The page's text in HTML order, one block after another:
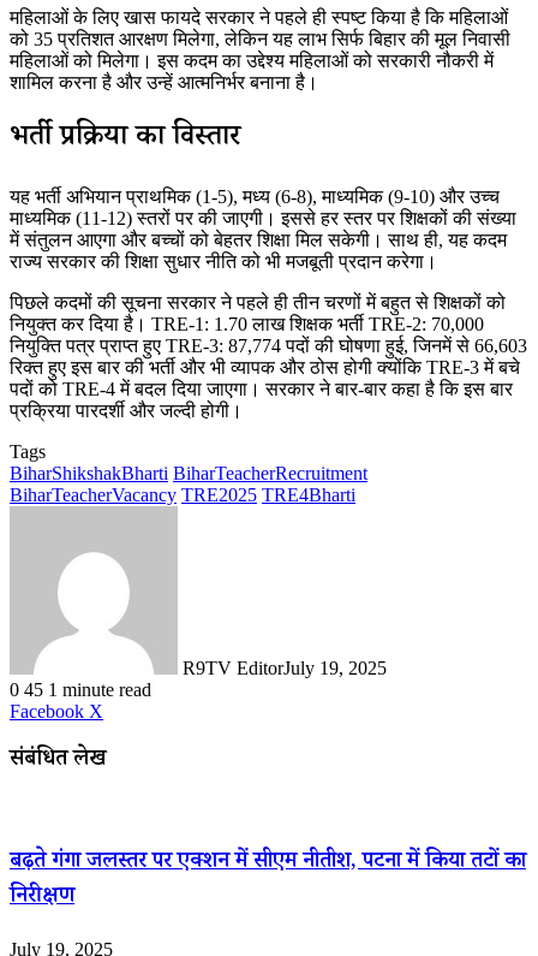
महिलाओं के लिए खास फायदे सरकार ने पहले ही स्पष्ट किया है कि महिलाओं
को 35 प्रतिशत आरक्षण मिलेगा, लेकिन यह लाभ सिर्फ बिहार की मूल निवासी
महिलाओं को मिलेगा। इस कदम का उद्देश्य महिलाओं को सरकारी नौकरी में
शामिल करना है और उन्हें आत्मनिर्भर बनाना है।
भर्ती प्रक्रिया का विस्तार
यह भर्ती अभियान प्राथमिक (1-5), मध्य (6-8), माध्यमिक (9-10) और उच्च
माध्यमिक (11-12) स्तरों पर की जाएगी। इससे हर स्तर पर शिक्षकों की संख्या
में संतुलन आएगा और बच्चों को बेहतर शिक्षा मिल सकेगी। साथ ही, यह कदम
राज्य सरकार की शिक्षा सुधार नीति को भी मजबूती प्रदान करेगा।
पिछले कदमों की सूचना सरकार ने पहले ही तीन चरणों में बहुत से शिक्षकों को
नियुक्त कर दिया है। TRE-1: 1.70 लाख शिक्षक भर्ती TRE-2: 70,000
नियुक्ति पत्र प्राप्त हुए TRE-3: 87,774 पदों की घोषणा हुई, जिनमें से 66,603
रिक्त हुए इस बार की भर्ती और भी व्यापक और ठोस होगी क्योंकि TRE-3 में बचे
पदों को TRE-4 में बदल दिया जाएगा। सरकार ने बार-बार कहा है कि इस बार
प्रक्रिया पारदर्शी और जल्दी होगी।
Tags
BiharShikshakBharti BiharTeacherRecruitment
BiharTeacherVacancy TRE2025 TRE4Bharti
R9TV EditorJuly 19, 2025
0 45 1 minute read
Facebook X
Email
संबंधित लेख
बढ़ते गंगा जलस्तर पर एक्शन में सीएम नीतीश, पटना में किया तटों का
निरीक्षण
July 19, 2025